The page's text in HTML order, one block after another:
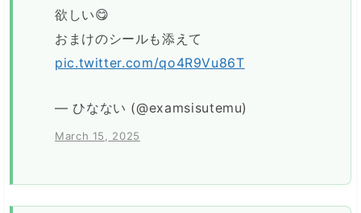
欲しい😋
おまけのシールも添えて
pic.twitter.com/qo4R9Vu86T
— ひなない (@examsisutemu)
March 15, 2025